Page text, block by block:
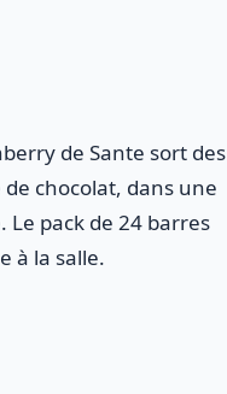
de Sante sort des
chocolat, dans une
pack de 24 barres
à la salle.